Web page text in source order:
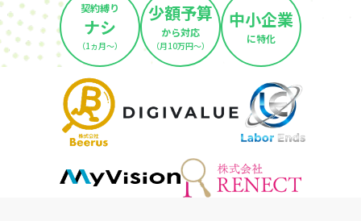
契約縛り
ナシ
（1ヵ月～）
少額予算
から対応
（月10万円～）
中小企業
に特化